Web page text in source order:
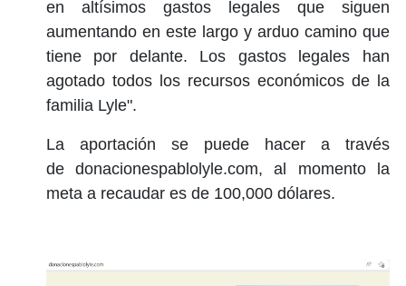
en altísimos gastos legales que siguen
aumentando en este largo y arduo camino que
tiene por delante. Los gastos legales han
agotado todos los recursos económicos de la
familia Lyle".
La aportación se puede hacer a través
de donacionespablolyle.com, al momento la
meta a recaudar es de 100,000 dólares.